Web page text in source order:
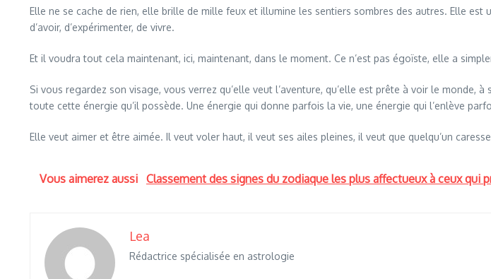
Elle ne se cache de rien, elle brille de mille feux et illumine les sentiers sombres des autres. Elle
d’avoir, d’expérimenter, de vivre.
Et il voudra tout cela maintenant, ici, maintenant, dans le moment. Ce n’est pas égoïste, elle a
Si vous regardez son visage, vous verrez qu’elle veut l’aventure, qu’elle est prête à voir le
toute cette énergie qu’il possède. Une énergie qui donne parfois la vie, une énergie qui l’enlève
Elle veut aimer et être aimée. Il veut voler haut, il veut ses ailes pleines, il veut que quelqu’un
Vous aimerez aussi Classement des signes du zodiaque les plus affectueux à ceux qui
Lea
Rédactrice spécialisée en astrologie